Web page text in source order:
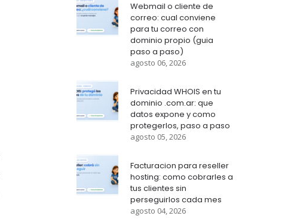
Webmail o cliente de
correo: cual conviene
para tu correo con
dominio propio (guia
paso a paso)
agosto 06, 2026
Privacidad WHOIS en tu
dominio .com.ar: que
datos expone y como
protegerlos, paso a paso
agosto 05, 2026
Facturacion para reseller
hosting: como cobrarles a
tus clientes sin
perseguirlos cada mes
agosto 04, 2026